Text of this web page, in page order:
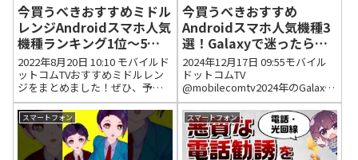
今買うべきおすすめミドル
レンジAndroidスマホ人気
機種ランキング1位〜5位
【2022年8月版】【コスパ
最強】【格安】【評価】
2022年8月20日 10:10 モバイルド
ットコムTVおすすめミドルレン
ジをまとめました！ぜひ、予想
しながらチェックしてみてくだ
さいね！コレ良かったよってい
うスマホがあれば、ぜひコメン
ト下さい！！！【訂正】Nothing
Phone 1の...
今買うべきおすすめ
Androidスマホ人気機種3
選！Galaxyで迷ったらコ
レ！【2024年版】【最
強】
2024年12月17日 09:55モバイル
ドットコムTV
@mobilecomtv2024年のGalaxy
スマホ、どれも安定感がありま
したが...特に今回ご紹介した機種
はおすすめです！！2024年12月
17日 09:58 いいね16件 返信...
スマートフォン スマートフォン